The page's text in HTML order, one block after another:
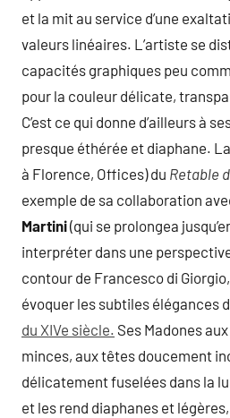
et la mit au service d’une
valeurs linéaires. L’artiste se
capacités graphiques peu
pour la couleur délicate,
C’est ce qui donne d’ailleurs à
presque éthérée et diaphane.
à Florence, Offices) du Retable
exemple de sa collaboration
Martini(qui se prolongea
interpréter dans une
contour de Francesco di
évoquer les subtiles élégances
du XIVe siècle. Ses Madones
minces, aux têtes doucement
délicatement fuselées dans la
et les rend diaphanes et